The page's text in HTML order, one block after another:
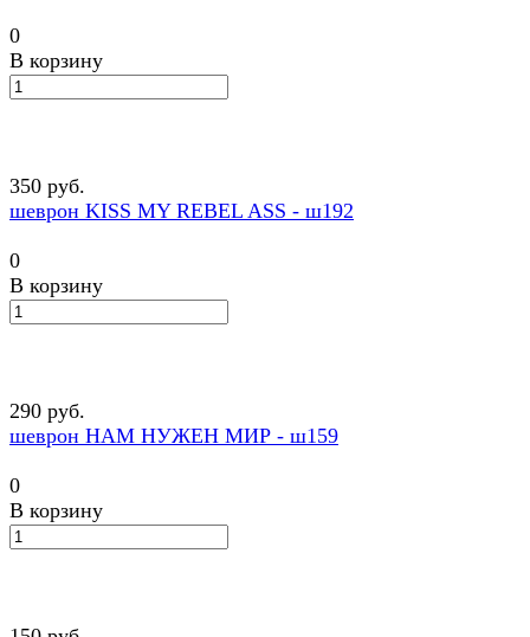
0
В корзину
350 руб.
шеврон KISS MY REBEL ASS - ш192
0
В корзину
290 руб.
шеврон НАМ НУЖЕН МИР - ш159
0
В корзину